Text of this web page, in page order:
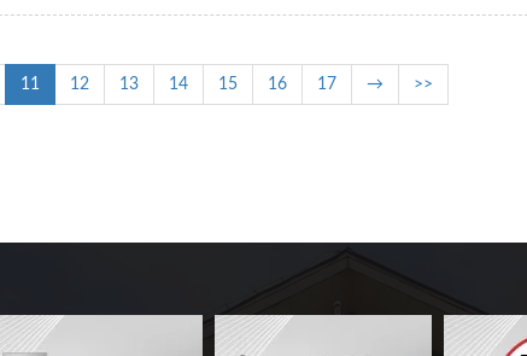
11 12 13 14 15 16 17 → >>